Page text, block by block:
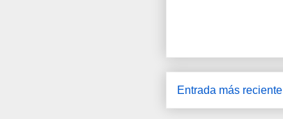
Entrada más reciente